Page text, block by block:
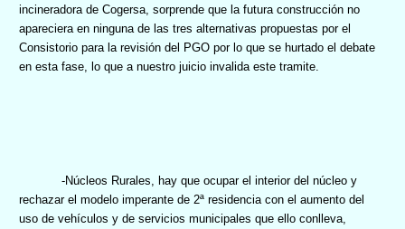
incineradora de Cogersa, sorprende que la futura construcción no
apareciera en ninguna de las tres alternativas propuestas por el
Consistorio para la revisión del PGO por lo que se hurtado el debate
en esta fase, lo que a nuestro juicio invalida este tramite.
-Núcleos Rurales, hay que ocupar el interior del núcleo y
rechazar el modelo imperante de 2ª residencia con el aumento del
uso de vehículos y de servicios municipales que ello conlleva,